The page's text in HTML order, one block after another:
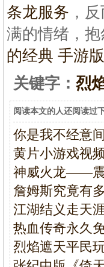
条龙服务 ，
满的情绪，
的经典 手游
关键字： 烈
阅读本文的人还阅读过
你是我不经意
黄片小游戏视
神威火龙——
詹姆斯究竟有
江湖结义走天
热血传奇永久
烈焰遮天平民